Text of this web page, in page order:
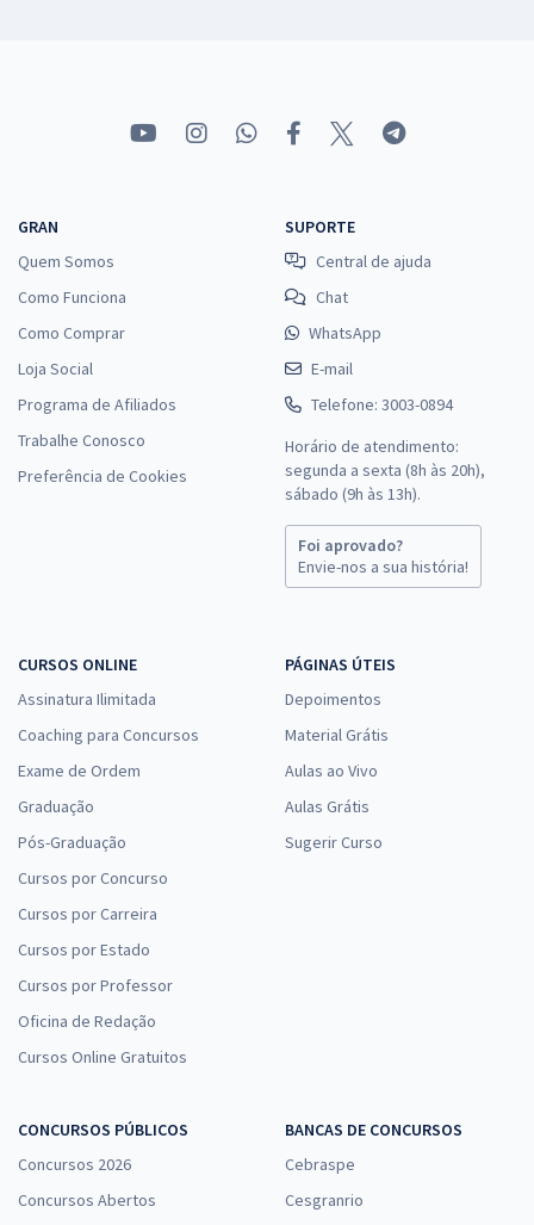
GRAN
Quem Somos
Como Funciona
Como Comprar
Loja Social
Programa de Afiliados
Trabalhe Conosco
Preferência de Cookies
SUPORTE
Central de ajuda
Chat
WhatsApp
E-mail
Telefone: 3003-0894
Horário de atendimento:
segunda a sexta (8h às 20h),
sábado (9h às 13h).
Foi aprovado?
Envie-nos a sua história!
CURSOS ONLINE
Assinatura Ilimitada
Coaching para Concursos
Exame de Ordem
Graduação
Pós-Graduação
Cursos por Concurso
Cursos por Carreira
Cursos por Estado
Cursos por Professor
Oficina de Redação
Cursos Online Gratuitos
PÁGINAS ÚTEIS
Depoimentos
Material Grátis
Aulas ao Vivo
Aulas Grátis
Sugerir Curso
CONCURSOS PÚBLICOS
Concursos 2026
Concursos Abertos
BANCAS DE CONCURSOS
Cebraspe
Cesgranrio